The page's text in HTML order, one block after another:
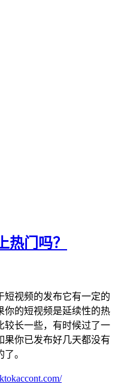
热门吗？
短视频的发布它有一定的
你的短视频是延续性的热
较长一些，有时候过了一
果你已发布好几天都没有
。